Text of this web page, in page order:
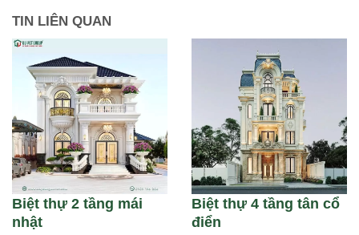
TIN LIÊN QUAN
Biệt thự 2 tầng mái
nhật
Biệt thự 4 tầng tân cổ
điển